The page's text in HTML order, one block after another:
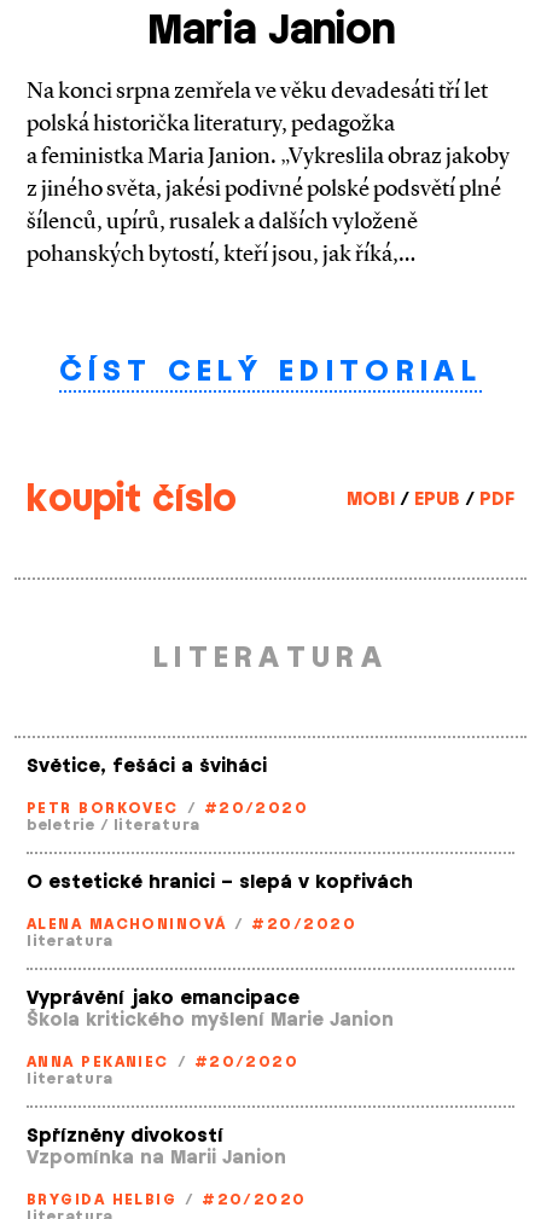
Maria Janion
Na konci srpna zemřela ve věku devadesáti tří let
polská historička literatury, pedagožka
a feministka Maria Janion. „Vykreslila obraz jakoby
z jiného světa, jakési podivné polské podsvětí plné
šílenců, upírů, rusalek a dalších vyloženě
pohanských bytostí, kteří jsou, jak říká,…
ČÍST CELÝ EDITORIAL
koupit číslo MOBI / EPUB / PDF
LITERATURA
Světice, fešáci a šviháci
PETR BORKOVEC / #20/2020
beletrie / literatura
O estetické hranici – slepá v kopřivách
ALENA MACHONINOVÁ / #20/2020
literatura
Vyprávění jako emancipace
Škola kritického myšlení Marie Janion
ANNA PEKANIEC / #20/2020
literatura
Spřízněny divokostí
Vzpomínka na Marii Janion
BRYGIDA HELBIG / #20/2020